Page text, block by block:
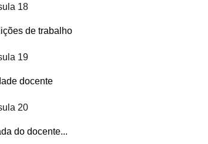
18
de trabalho
19
docente
20
do docente...